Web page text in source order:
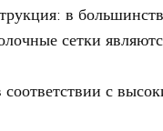
в
сетки
соответствии с